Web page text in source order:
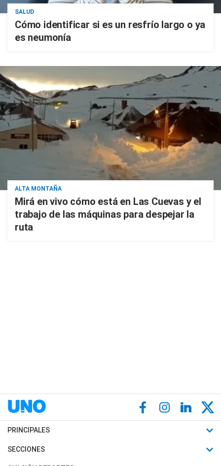
SALUD
Cómo identificar si es un resfrío largo o ya
es neumonía
ALTA MONTAÑA
Mirá en vivo cómo está en Las Cuevas y el
trabajo de las máquinas para despejar la
ruta
PRINCIPALES
Últimas Noticias
SECCIONES